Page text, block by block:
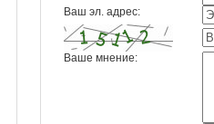
Ваш эл. адрес:
Ваше мнение: